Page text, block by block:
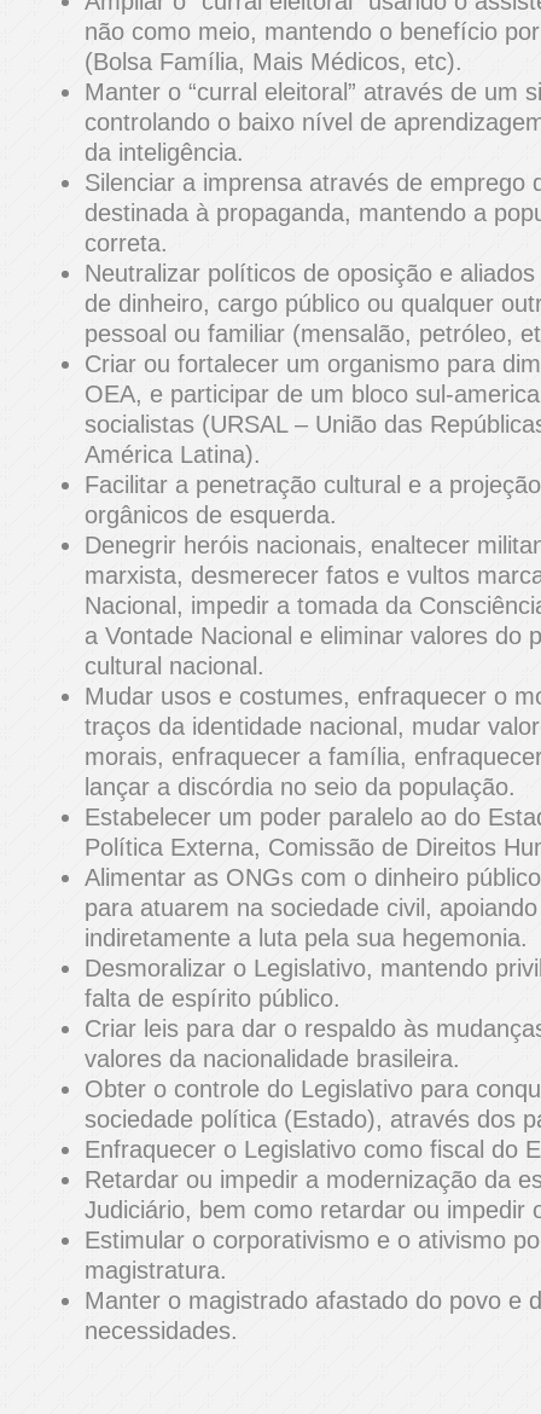
não como meio, mantendo o benefício
(Bolsa Família, Mais Médicos, etc).
Manter o “curral eleitoral” através de um
controlando o baixo nível de
da inteligência.
Silenciar a imprensa através de emprego
destinada à propaganda, mantendo a
correta.
Neutralizar políticos de oposição e
de dinheiro, cargo público ou qualquer
pessoal ou familiar (mensalão, petróleo,
Criar ou fortalecer um organismo para
OEA, e participar de um bloco sul-
socialistas (URSAL – União das
América Latina).
Facilitar a penetração cultural e a
orgânicos de esquerda.
Denegrir heróis nacionais, enaltecer
marxista, desmerecer fatos e vultos
Nacional, impedir a tomada da
a Vontade Nacional e eliminar valores do
cultural nacional.
Mudar usos e costumes, enfraquecer o
traços da identidade nacional, mudar
morais, enfraquecer a família,
lançar a discórdia no seio da população.
Estabelecer um poder paralelo ao do
Política Externa, Comissão de Direitos
Alimentar as ONGs com o dinheiro
para atuarem na sociedade civil,
indiretamente a luta pela sua hegemonia.
Desmoralizar o Legislativo, mantendo
falta de espírito público.
Criar leis para dar o respaldo às
valores da nacionalidade brasileira.
Obter o controle do Legislativo para
sociedade política (Estado), através dos
Enfraquecer o Legislativo como fiscal do
Retardar ou impedir a modernização da
Judiciário, bem como retardar ou impedir
Estimular o corporativismo e o ativismo
magistratura.
Manter o magistrado afastado do povo e
necessidades.